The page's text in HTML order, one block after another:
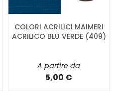
COLORI ACRILICI MAIMERI
ACRILICO BLU VERDE (409)
A partire da
5,00 €